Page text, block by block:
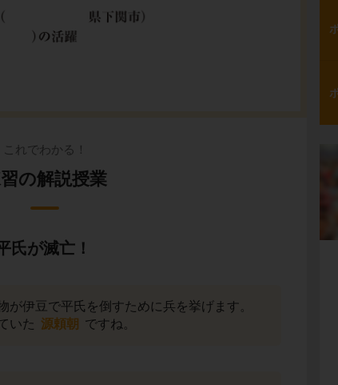
これでわかる！
の解説授業
が滅亡！
が伊豆で平氏を倒すために兵を挙げます。
いた 源頼朝 ですね。